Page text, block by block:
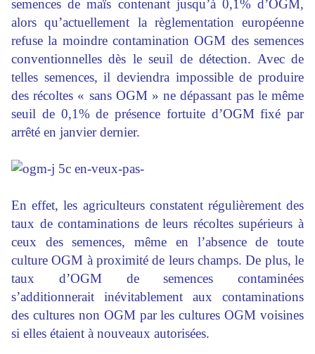
semences de maïs contenant jusqu’à 0,1% d’OGM,
alors qu’actuellement la règlementation européenne
refuse la moindre contamination OGM des semences
conventionnelles dès le seuil de détection. Avec de
telles semences, il deviendra impossible de produire
des récoltes « sans OGM » ne dépassant pas le même
seuil de 0,1% de présence fortuite d’OGM fixé par
arrêté en janvier dernier.
En effet, les agriculteurs constatent régulièrement des
taux de contaminations de leurs récoltes supérieurs à
ceux des semences, même en l’absence de toute
culture OGM à proximité de leurs champs. De plus, le
taux d’OGM de semences contaminées
s’additionnerait inévitablement aux contaminations
des cultures non OGM par les cultures OGM voisines
si elles étaient à nouveaux autorisées.